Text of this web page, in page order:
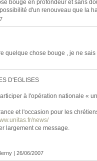
bouge en profondeur et sans
d'un renouveau que la
quelque chose bouge , je ne
D'EGLISES
à l'opération nationale «
et l'occasion pour les
news/
largement ce message.
| 26/06/2007